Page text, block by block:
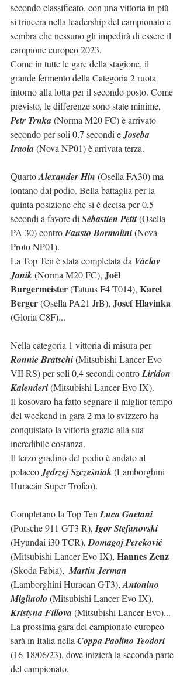
secondo classificato, con una vittoria in più
si trincera nella leadership del campionato e
sembra che nessuno gli impedirà di essere il
campione europeo 2023.
Come in tutte le gare della stagione, il
grande fermento della Categoria 2 ruota
intorno alla lotta per il secondo posto. Come
previsto, le differenze sono state minime,
Petr Trnka (Norma M20 FC) è arrivato
secondo per soli 0,7 secondi e Joseba
Iraola (Nova NP01) è arrivata terza.
Quarto Alexander Hin (Osella FA30) ma
lontano dal podio. Bella battaglia per la
quinta posizione che si è decisa per 0,5
secondi a favore di Sébastien Petit (Osella
PA 30) contro Fausto Bormolini (Nova
Proto NP01).
La Top Ten è stata completata da Václav
Janik (Norma M20 FC), Joël
Burgermeister (Tatuus F4 T014), Karel
Berger (Osella PA21 JrB), Josef Hlavinka
(Gloria C8F)...
Nella categoria 1 vittoria di misura per
Ronnie Bratschi (Mitsubishi Lancer Evo
VII RS) per soli 0,4 secondi contro Liridon
Kalenderi (Mitsubishi Lancer Evo IX).
Il kosovaro ha fatto segnare il miglior tempo
del weekend in gara 2 ma lo svizzero ha
conquistato la vittoria grazie alla sua
incredibile costanza.
Il terzo gradino del podio è andato al
polacco Jędrzej Szcześniak (Lamborghini
Huracán Super Trofeo).
Completano la Top Ten Luca Gaetani
(Porsche 911 GT3 R), Igor Stefanovski
(Hyundai i30 TCR), Domagoj Pereković
(Mitsubishi Lancer Evo IX), Hannes Zenz
(Skoda Fabia), Martin Jerman
(Lamborghini Huracan GT3), Antonino
Migliuolo (Mitsubishi Lancer Evo IX),
Kristyna Fillova (Mitsubishi Lancer Evo)...
La prossima gara del campionato europeo
sarà in Italia nella Coppa Paolino Teodori
(16-18/06/23), dove inizierà la seconda parte
del campionato.